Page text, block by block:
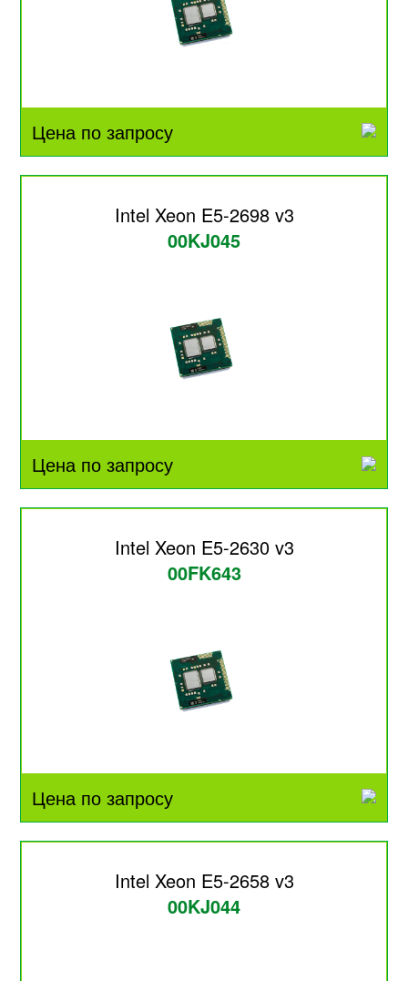
Цена по запросу
Intel Xeon E5-2698 v3
00KJ045
Цена по запросу
Intel Xeon E5-2630 v3
00FK643
Цена по запросу
Intel Xeon E5-2658 v3
00KJ044